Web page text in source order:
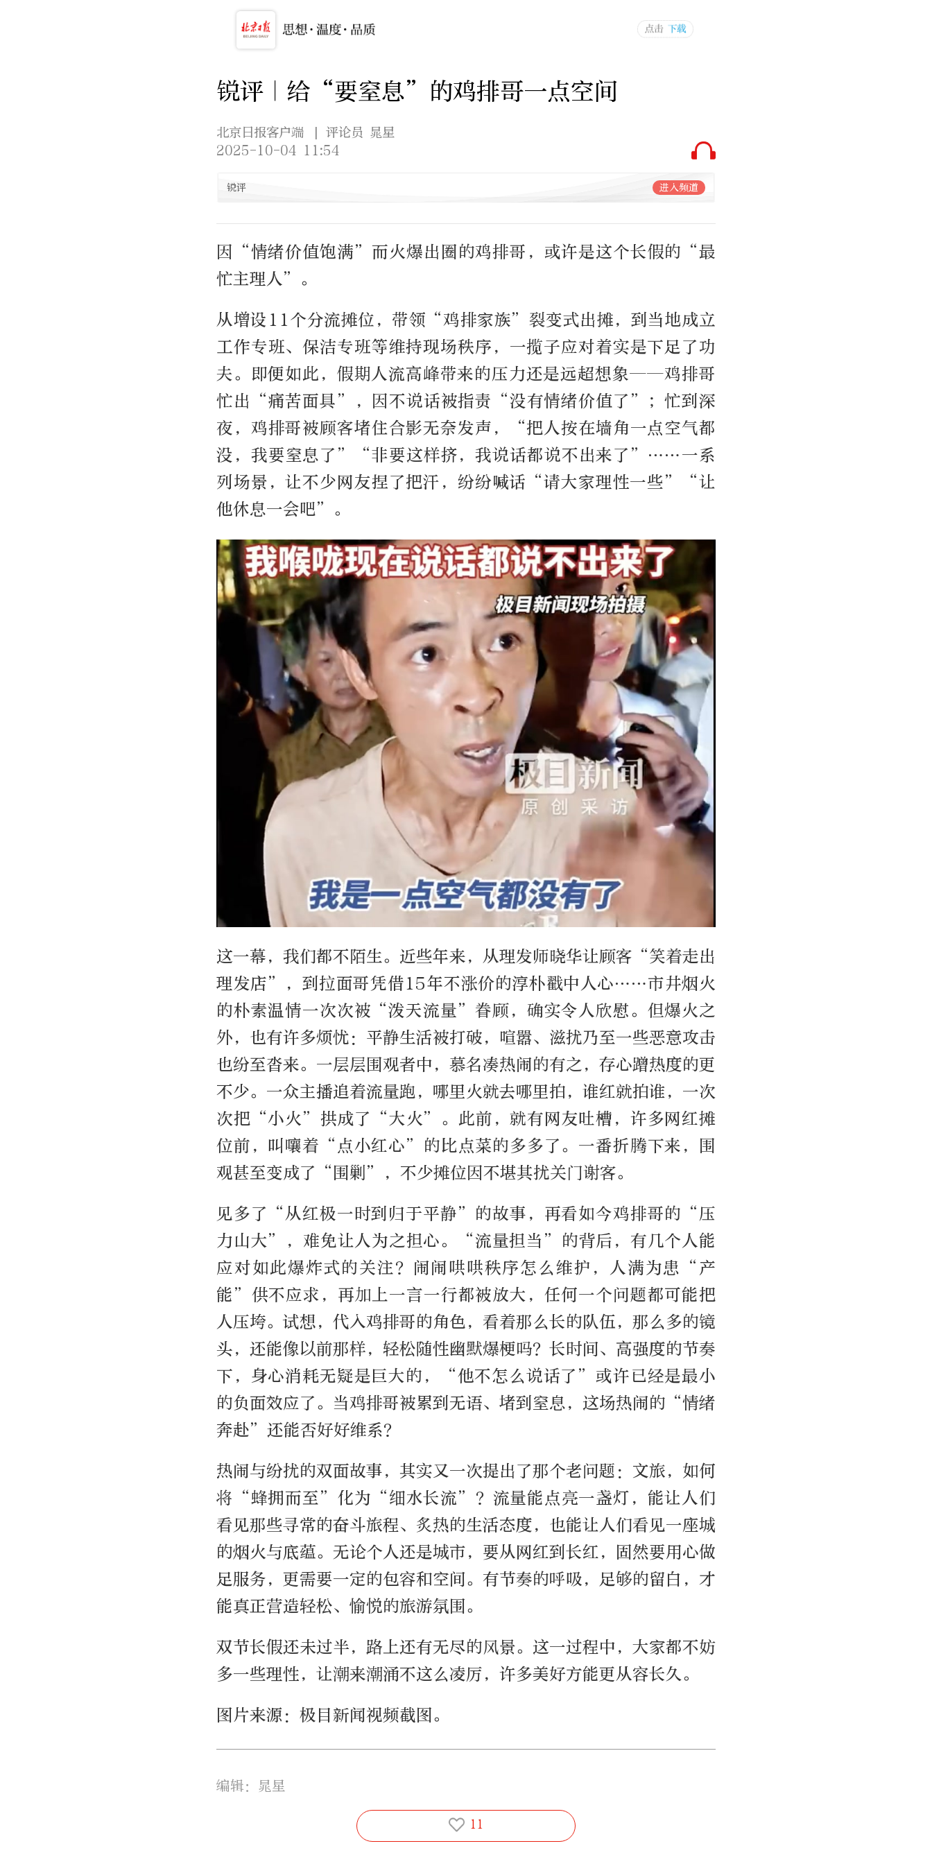
锐评｜给“要窒息”的鸡排哥一点空间
北京日报客户端
| 评论员 晁星
2025-10-04 11:54
锐评 进入频道
因“情绪价值饱满”而火爆出圈的鸡排哥，或许是这个长假的“最
忙主理人”。
从增设11个分流摊位，带领“鸡排家族”裂变式出摊，到当地成立
工作专班、保洁专班等维持现场秩序，一揽子应对着实是下足了功
夫。即便如此，假期人流高峰带来的压力还是远超想象——鸡排哥
忙出“痛苦面具”，因不说话被指责“没有情绪价值了”；忙到深
夜，鸡排哥被顾客堵住合影无奈发声，“把人按在墙角一点空气都
没，我要窒息了”“非要这样挤，我说话都说不出来了”……一系
列场景，让不少网友捏了把汗，纷纷喊话“请大家理性一些”“让
他休息一会吧”。
这一幕，我们都不陌生。近些年来，从理发师晓华让顾客“笑着走出
理发店”，到拉面哥凭借15年不涨价的淳朴戳中人心……市井烟火
的朴素温情一次次被“泼天流量”眷顾，确实令人欣慰。但爆火之
外，也有许多烦忧：平静生活被打破，喧嚣、滋扰乃至一些恶意攻击
也纷至沓来。一层层围观者中，慕名凑热闹的有之，存心蹭热度的更
不少。一众主播追着流量跑，哪里火就去哪里拍，谁红就拍谁，一次
次把“小火”拱成了“大火”。此前，就有网友吐槽，许多网红摊
位前，叫嚷着“点小红心”的比点菜的多多了。一番折腾下来，围
观甚至变成了“围剿”，不少摊位因不堪其扰关门谢客。
见多了“从红极一时到归于平静”的故事，再看如今鸡排哥的“压
力山大”，难免让人为之担心。“流量担当”的背后，有几个人能
应对如此爆炸式的关注？闹闹哄哄秩序怎么维护，人满为患“产
能”供不应求，再加上一言一行都被放大，任何一个问题都可能把
人压垮。试想，代入鸡排哥的角色，看着那么长的队伍，那么多的镜
头，还能像以前那样，轻松随性幽默爆梗吗？长时间、高强度的节奏
下，身心消耗无疑是巨大的，“他不怎么说话了”或许已经是最小
的负面效应了。当鸡排哥被累到无语、堵到窒息，这场热闹的“情绪
奔赴”还能否好好维系？
热闹与纷扰的双面故事，其实又一次提出了那个老问题：文旅，如何
将“蜂拥而至”化为“细水长流”？流量能点亮一盏灯，能让人们
看见那些寻常的奋斗旅程、炙热的生活态度，也能让人们看见一座城
的烟火与底蕴。无论个人还是城市，要从网红到长红，固然要用心做
足服务，更需要一定的包容和空间。有节奏的呼吸，足够的留白，才
能真正营造轻松、愉悦的旅游氛围。
双节长假还未过半，路上还有无尽的风景。这一过程中，大家都不妨
多一些理性，让潮来潮涌不这么凌厉，许多美好方能更从容长久。
图片来源：极目新闻视频截图。
编辑：晁星
11